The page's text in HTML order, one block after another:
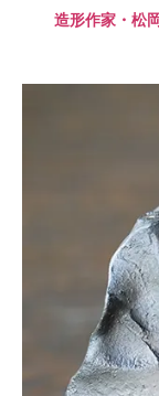
造形作家・松